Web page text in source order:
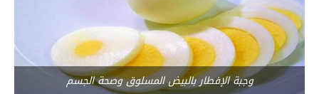
وجبة الإفطار بالبيض المسلوق وصحة الجسم